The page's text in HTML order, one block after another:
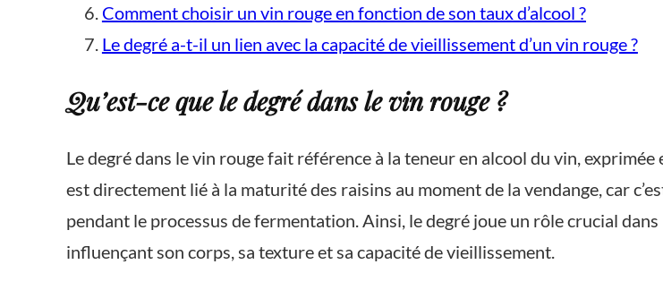
Comment choisir un vin rouge en fonction de son taux d’alcool ?
Le degré a-t-il un lien avec la capacité de vieillissement d’un vin rouge ?
Qu’est-ce que le degré dans le vin rouge ?
Le degré dans le vin rouge fait référence à la teneur en alcool du vin,
est directement lié à la maturité des raisins au moment de la vendange, car
pendant le processus de fermentation. Ainsi, le degré joue un rôle crucial
influençant son corps, sa texture et sa capacité de vieillissement.